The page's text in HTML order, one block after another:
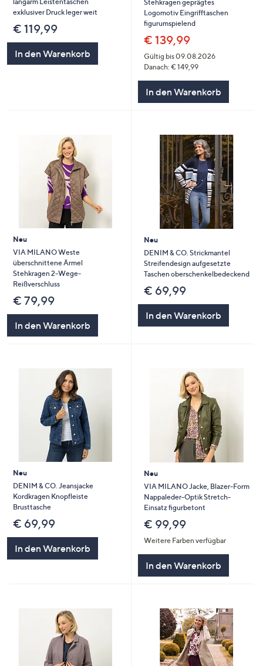
exklusiver Druck leger weit
€ 119,99
In den Warenkorb
Stehkragen geprägtes
Logomotiv Eingrifftaschen
figurumspielend
€ 139,99
Gültig bis 09.08.2026
Danach: € 149,99
In den Warenkorb
Neu
VIA MILANO Weste
überschnittene Ärmel
Stehkragen 2-Wege-
Reißverschluss
€ 79,99
In den Warenkorb
Neu
DENIM & CO. Strickmantel
Streifendesign aufgesetzte
Taschen oberschenkelbedeckend
€ 69,99
In den Warenkorb
Neu
DENIM & CO. Jeansjacke
Kordkragen Knopfleiste
Brusttasche
€ 69,99
In den Warenkorb
Neu
VIA MILANO Jacke, Blazer-Form
Nappaleder-Optik Stretch-
Einsatz figurbetont
€ 99,99
Weitere Farben verfügbar
In den Warenkorb